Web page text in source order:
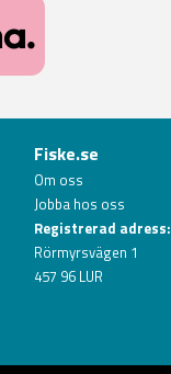
Fiske.se
Om oss
Jobba hos oss
Registrerad adress:
Rörmyrsvägen 1
457 96 LUR